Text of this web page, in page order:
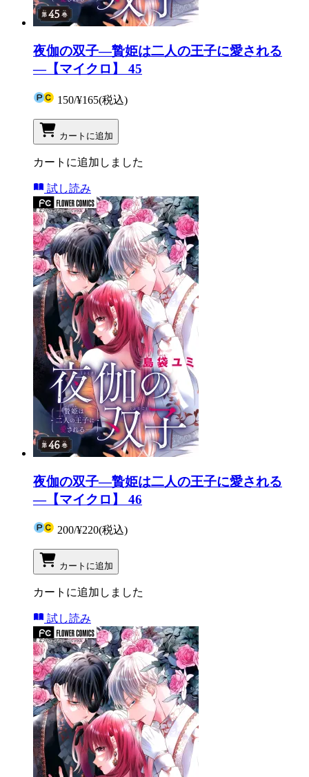
夜伽の双子―贄姫は二人の王子に愛される
―【マイクロ】 45
150/¥165(税込)
カートに追加
カートに追加しました
試し読み
夜伽の双子―贄姫は二人の王子に愛される
―【マイクロ】 46
200/¥220(税込)
カートに追加
カートに追加しました
試し読み